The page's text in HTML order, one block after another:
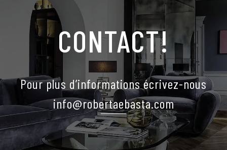
CONTACT!
Pour plus d’informations écrivez-nous
info@robertaebasta.com